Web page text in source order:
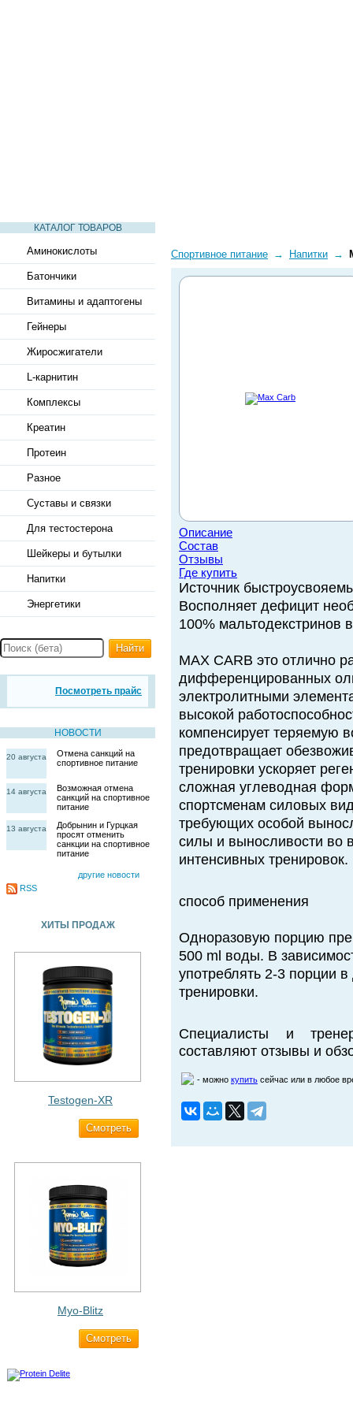
КАТАЛОГ ТОВАРОВ
Аминокислоты
Батончики
Витамины и адаптогены
Гейнеры
Жиросжигатели
L-карнитин
Комплексы
Креатин
Протеин
Разное
Суставы и связки
Для тестостерона
Шейкеры и бутылки
Напитки
Энергетики
Найти
Посмотреть прайс
НОВОСТИ
20 августа
Отмена санкций на
спортивное питание
14 августа
Возможная отмена
санкций на спортивное
питание
13 августа
Добрынин и Гурцкая
просят отменить
санкции на спортивное
питание
другие новости
RSS
ХИТЫ ПРОДАЖ
Testogen-XR
Cмотреть
Myo-Blitz
Cмотреть
Спортивное питание → Напитки →
Описание
Состав
Отзывы
Где купить
Источник
Восполняет дефицит
100% мальтодекстринов
MAX CARB это отлично
дифференцированных
электролитными
высокой
компенсирует теряемую
предотвращает
тренировки ускоряет
сложная углеводная
спортсменам силовых
требующих особой
силы и выносливости во
интенсивных тренировок.
способ применения
Одноразовую порцию
500 ml воды. В
употреблять 2-3 порции
тренировки.
Специалисты и
составляют отзывы и
- можно купить сейчас или в любое